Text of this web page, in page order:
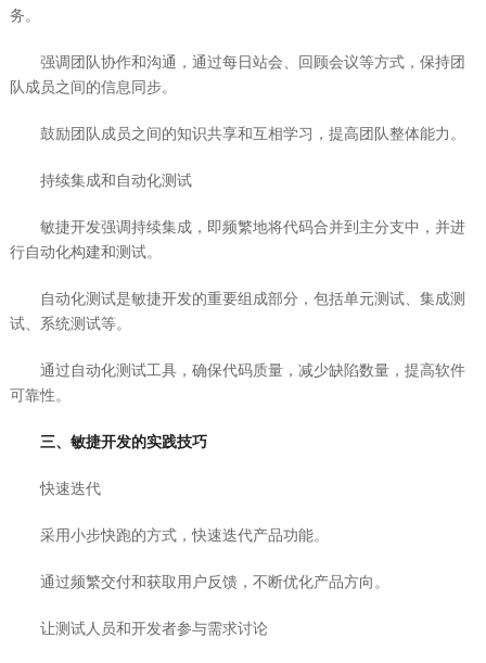
务。
强调团队协作和沟通，通过每日站会、回顾会议等方式，保持团
队成员之间的信息同步。
鼓励团队成员之间的知识共享和互相学习，提高团队整体能力。
持续集成和自动化测试
敏捷开发强调持续集成，即频繁地将代码合并到主分支中，并进
行自动化构建和测试。
自动化测试是敏捷开发的重要组成部分，包括单元测试、集成测
试、系统测试等。
通过自动化测试工具，确保代码质量，减少缺陷数量，提高软件
可靠性。
三、敏捷开发的实践技巧
快速迭代
采用小步快跑的方式，快速迭代产品功能。
通过频繁交付和获取用户反馈，不断优化产品方向。
让测试人员和开发者参与需求讨论